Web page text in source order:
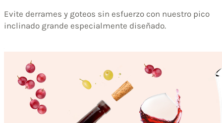
Evite derrames y goteos sin esfuerzo con nuestro pico
inclinado grande especialmente diseñado.